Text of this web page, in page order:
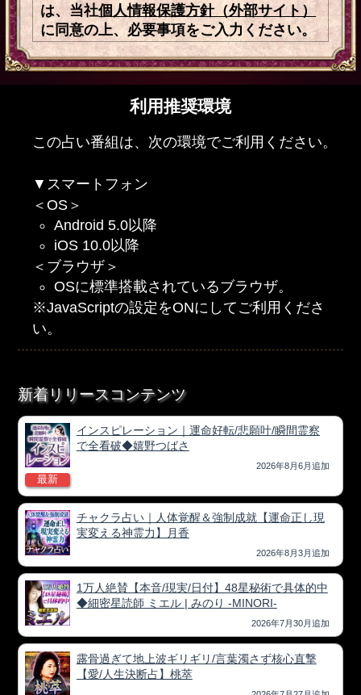
は、当社個人情報保護方針（外部サイト）
に同意の上、必要事項をご入力ください。
利用推奨環境
この占い番組は、次の環境でご利用ください。
▼スマートフォン
＜OS＞
Android 5.0以降
iOS 10.0以降
＜ブラウザ＞
OSに標準搭載されているブラウザ。
※JavaScriptの設定をONにしてご利用くださ
い。
新着リリースコンテンツ
最新
インスピレーション｜運命好転/悲願叶/瞬間霊察
で全看破◆嬉野つばさ
2026年8月6月追加
チャクラ占い｜人体覚醒＆強制成就【運命正し現
実変える神霊力】月香
2026年8月3月追加
1万人絶賛【本音/現実/日付】48星秘術で具体的中
◆細密星読師 ミエル | みのり -MINORI-
2026年7月30月追加
露骨過ぎて地上波ギリギリ/言葉濁さず核心直撃
【愛/人生決断占】桃萃